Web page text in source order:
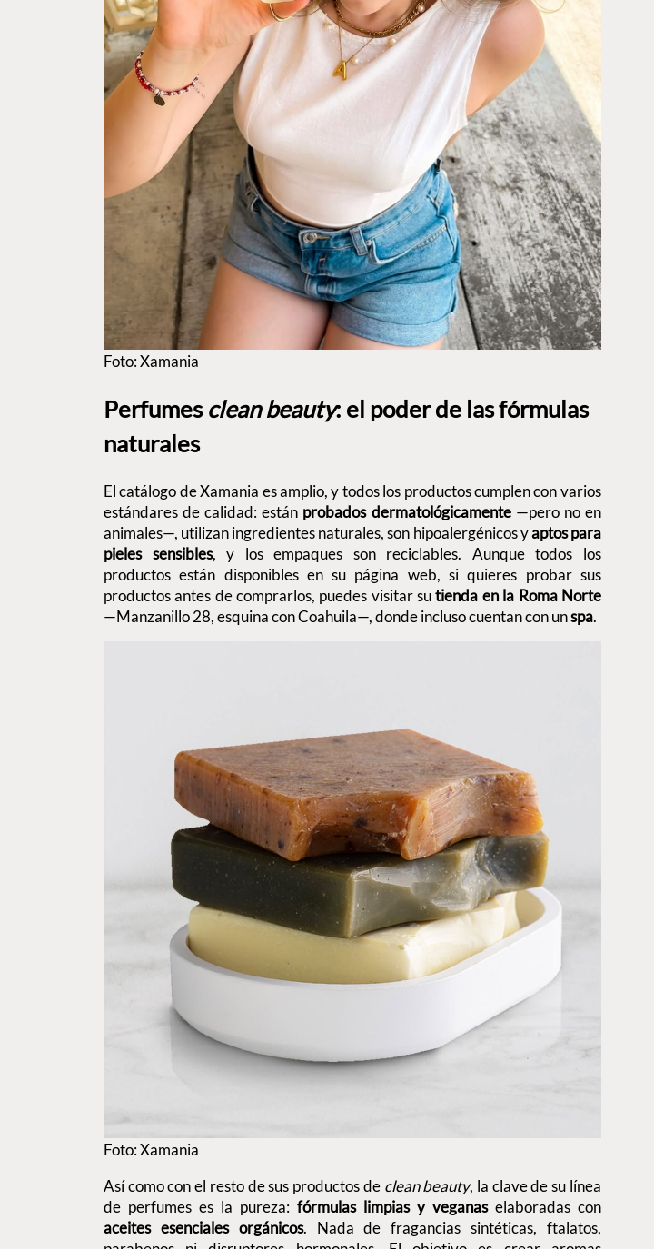
Foto: Xamania
Perfumes clean beauty: el poder de las fórmulas
naturales
El catálogo de Xamania es amplio, y todos los productos cumplen con varios
estándares de calidad: están probados dermatológicamente—pero no en
animales—, utilizan ingredientes naturales, son hipoalergénicos yaptos para
pieles sensibles, y los empaques son reciclables. Aunque todos los
productos están disponibles en su página web, si quieres probar sus
productos antes de comprarlos, puedes visitar sutienda en la Roma Norte
—Manzanillo 28, esquina con Coahuila—, donde incluso cuentan con unspa.
Foto: Xamania
Así como con el resto de sus productos de clean beauty, la clave de su línea
de perfumes es la pureza: fórmulas limpias y veganaselaboradas con
aceites esenciales orgánicos. Nada de fragancias sintéticas, ftalatos,